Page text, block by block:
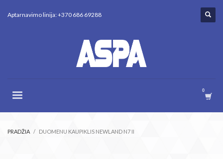
Aptarnavimo linija: +370 686 69288
PRADŽIA DUOMENU KAUPIKLIS NEWLAND N7 II